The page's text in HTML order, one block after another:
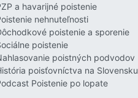
a havarijné poistenie
nehnuteľnosti
poistenie a sporenie
poistenie
poistných podvodov
poisťovníctva na Slovensku
Poistenie po lopate